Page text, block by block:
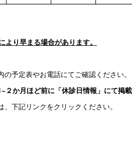
より早まる場合があります。
予定表やお電話にてご確認ください。
か月ほど前に「休診日情報」にて掲載
下記リンクをクリックください。